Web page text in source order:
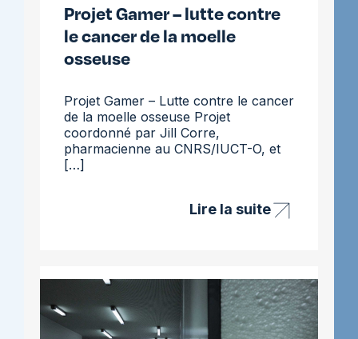
Projet Gamer – lutte contre
le cancer de la moelle
osseuse
Projet Gamer – Lutte contre le cancer
de la moelle osseuse Projet
coordonné par Jill Corre,
pharmacienne au CNRS/IUCT-O, et
[…]
Lire la suite
Projet
contre
cancer
de